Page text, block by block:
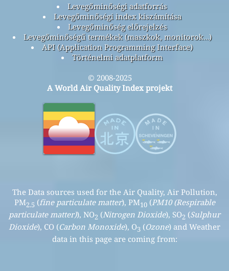
Levegőminőségi adatforrás
Levegőminőségi index kiszámítása
Levegőminőség előrejelzés
Levegőminőségű termékek (maszkok, monitorok…)
API (Application Programming Interface)
Történelmi adatplatform
© 2008-2025
A World Air Quality Index projekt
The Data sources used for the Air Quality, Air Pollution,
PM2.5 (fine particulate matter), PM10(PM10 (Respirable
particulate matter)), NO2 (Nitrogen Dioxide), SO2 (Sulphur
Dioxide), CO (Carbon Monoxide), O3 (Ozone) and Weather
data in this page are coming from: